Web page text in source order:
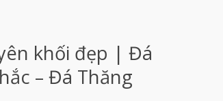
khối đẹp | Đá
– Đá Thăng